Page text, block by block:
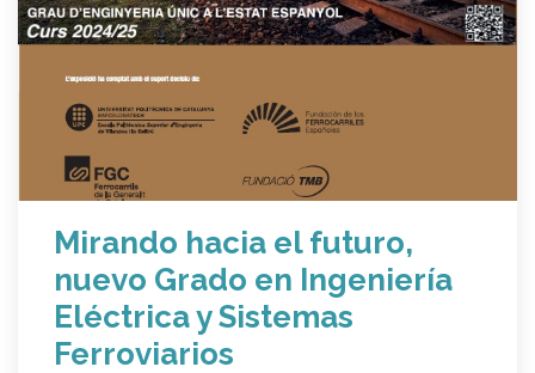
Mirando hacia el futuro,
nuevo Grado en Ingeniería
Eléctrica y Sistemas
Ferroviarios